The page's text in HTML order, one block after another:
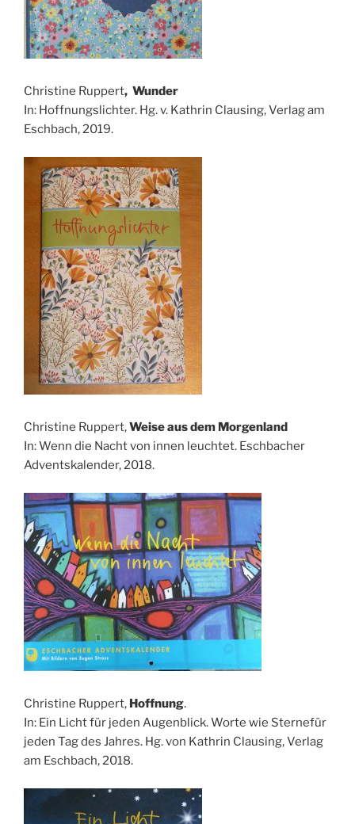
Christine Ruppert, Wunder
In: Hoffnungslichter. Hg. v. Kathrin Clausing, Verlag am
Eschbach, 2019.
Christine Ruppert,Weise aus dem Morgenland
In: Wenn die Nacht von innen leuchtet. Eschbacher
Adventskalender, 2018.
Christine Ruppert, Hoffnung.
In: Ein Licht für jeden Augenblick. Worte wie Sternefür
jeden Tag des Jahres. Hg. von Kathrin Clausing, Verlag
am Eschbach, 2018.